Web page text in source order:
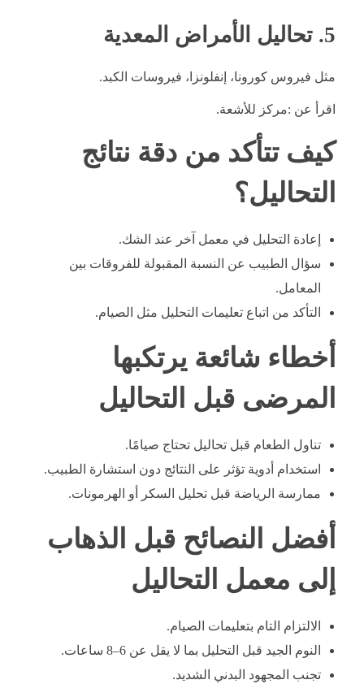
5. تحاليل الأمراض المعدية
مثل فيروس كورونا، إنفلونزا، فيروسات الكبد.
اقرأ عن :مركز للأشعة.
كيف تتأكد من دقة نتائج
التحاليل؟
إعادة التحليل في معمل آخر عند الشك.
سؤال الطبيب عن النسبة المقبولة للفروقات بين
المعامل.
التأكد من اتباع تعليمات التحليل مثل الصيام.
أخطاء شائعة يرتكبها
المرضى قبل التحاليل
تناول الطعام قبل تحاليل تحتاج صيامًا.
استخدام أدوية تؤثر على النتائج دون استشارة الطبيب.
ممارسة الرياضة قبل تحليل السكر أو الهرمونات.
أفضل النصائح قبل الذهاب
إلى معمل التحاليل
الالتزام التام بتعليمات الصيام.
النوم الجيد قبل التحليل بما لا يقل عن 6–8 ساعات.
تجنب المجهود البدني الشديد.